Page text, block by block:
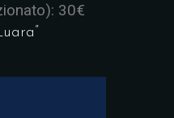
30€